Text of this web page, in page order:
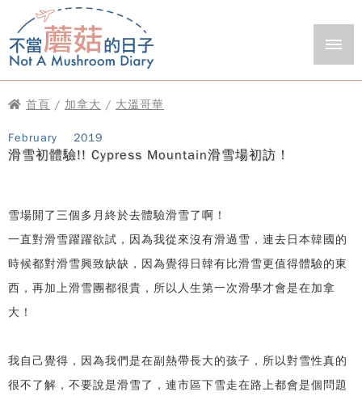
首頁 / 加拿大 / 大溫哥華
February 2019
滑雪初體驗!! Cypress Mountain滑雪場初訪！
雪場開了三個多月終於去體驗滑雪了啊！
一直對滑雪躍躍欲試，因為我從來沒有滑過雪，連去日本韓國的
時候都對滑雪興致缺缺，因為覺得日韓有比滑雪更值得體驗的東
西，再加上滑雪團都很貴，所以人生第一次滑學才會是在加拿
大！
我自己覺得，因為我們是在副熱帶長大的孩子，所以對雪性真的
很不了解，不要說是滑雪了，連市區下雪走在路上都會是個問題